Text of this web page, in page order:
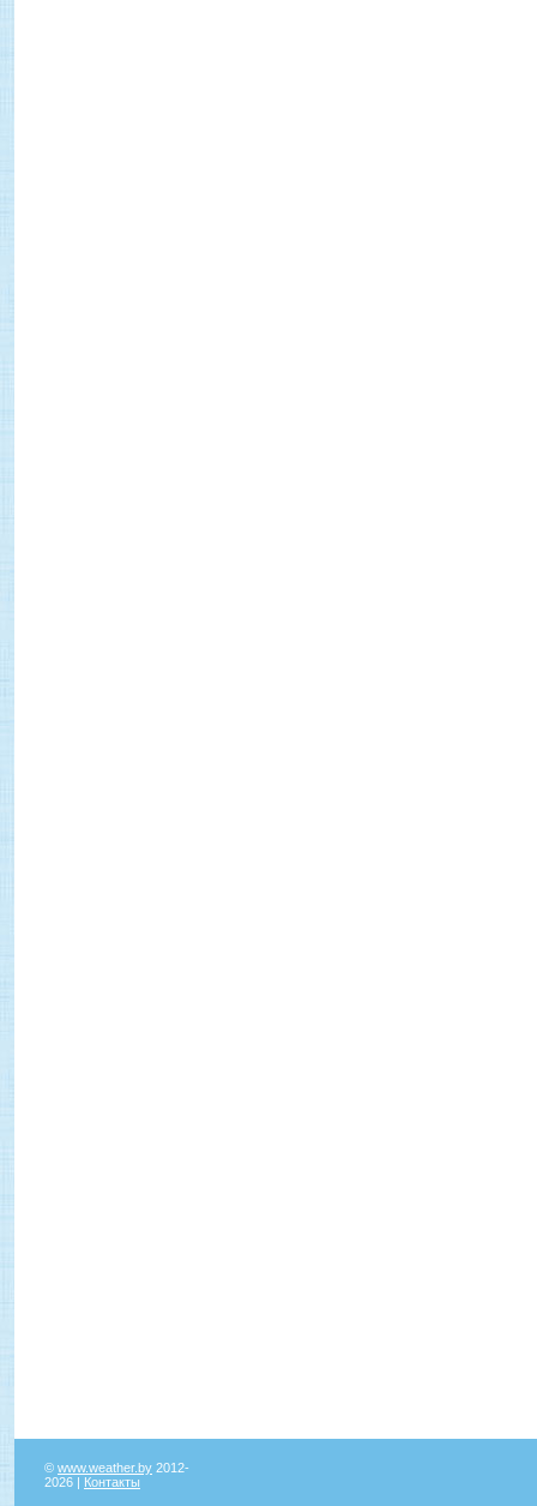
© www.weather.by 2012-
2026 | Контакты